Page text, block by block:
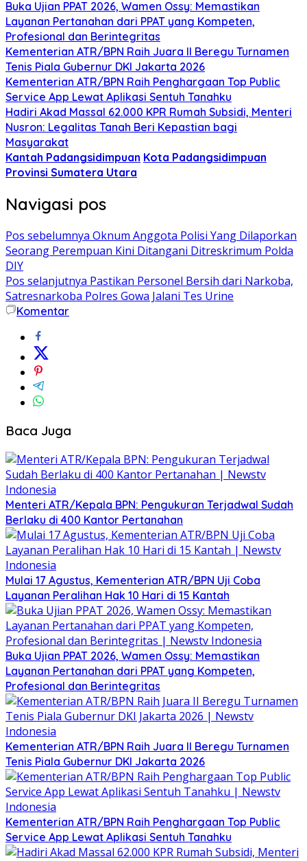
Buka Ujian PPAT 2026, Wamen Ossy: Memastikan
Layanan Pertanahan dari PPAT yang Kompeten,
Profesional dan Berintegritas
Kementerian ATR/BPN Raih Juara II Beregu Turnamen
Tenis Piala Gubernur DKI Jakarta 2026
Kementerian ATR/BPN Raih Penghargaan Top Public
Service App Lewat Aplikasi Sentuh Tanahku
Hadiri Akad Massal 62.000 KPR Rumah Subsidi, Menteri
Nusron: Legalitas Tanah Beri Kepastian bagi
Masyarakat
Kantah Padangsidimpuan Kota Padangsidimpuan
Provinsi Sumatera Utara
Navigasi pos
Pos sebelumnya Oknum Anggota Polisi Yang Dilaporkan
Seorang Perempuan Kini Ditangani Ditreskrimum Polda
DIY
Pos selanjutnya Pastikan Personel Bersih dari Narkoba,
Satresnarkoba Polres Gowa Jalani Tes Urine
Komentar
Baca Juga
Menteri ATR/Kepala BPN: Pengukuran Terjadwal Sudah
Berlaku di 400 Kantor Pertanahan
Mulai 17 Agustus, Kementerian ATR/BPN Uji Coba
Layanan Peralihan Hak 10 Hari di 15 Kantah
Buka Ujian PPAT 2026, Wamen Ossy: Memastikan
Layanan Pertanahan dari PPAT yang Kompeten,
Profesional dan Berintegritas
Kementerian ATR/BPN Raih Juara II Beregu Turnamen
Tenis Piala Gubernur DKI Jakarta 2026
Kementerian ATR/BPN Raih Penghargaan Top Public
Service App Lewat Aplikasi Sentuh Tanahku